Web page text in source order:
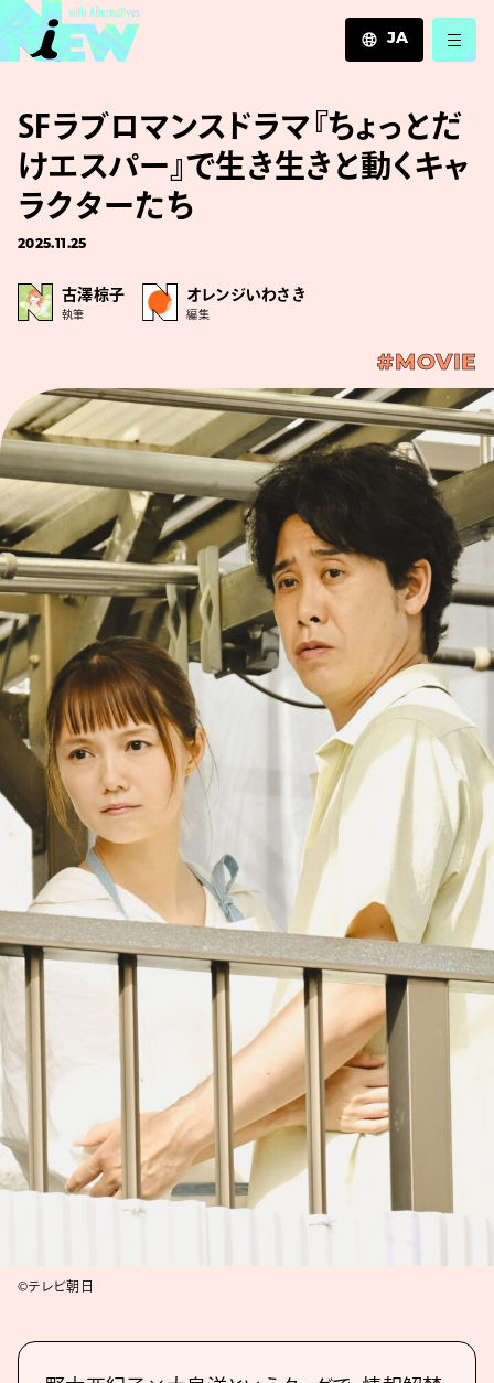
JA
EN
ZH
SFラブロマンスドラマ『ちょっとだ
けエスパー』で生き生きと動くキャ
ラクターたち
2025.11.25
古澤椋子
執筆
オレンジいわさき
編集
#MOVIE
©テレビ朝日